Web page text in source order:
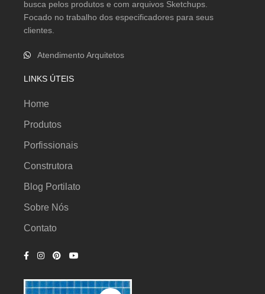
busca pelos produtos e com arquivos Sketchups.
Focado no trabalho dos especificadores para seus
clientes.
Atendimento Arquitetos
LINKS ÚTEIS
Home
Produtos
Porfissionais
Construtora
Blog Portilato
Sobre Nós
Contato